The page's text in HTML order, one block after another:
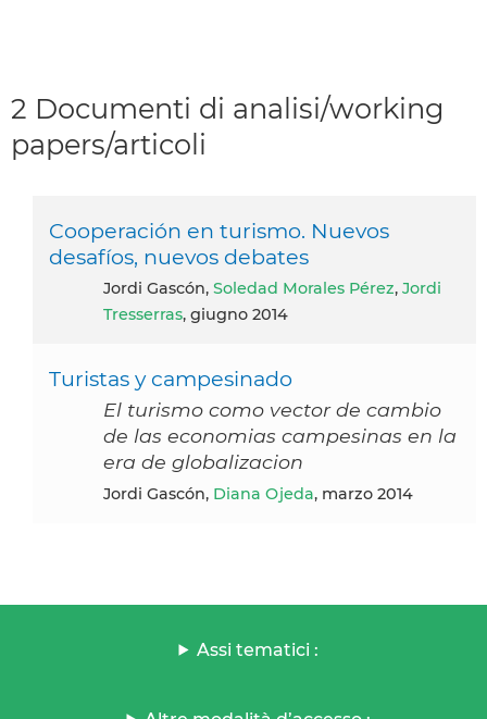
2 Documenti di analisi/working
papers/articoli
Cooperación en turismo. Nuevos
desafíos, nuevos debates
Jordi Gascón, Soledad Morales Pérez, Jordi
Tresserras, giugno 2014
Turistas y campesinado
El turismo como vector de cambio
de las economias campesinas en la
era de globalizacion
Jordi Gascón, Diana Ojeda, marzo 2014
Assi tematici :